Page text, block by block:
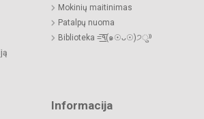
Mokinių maitinimas
Patalpų nuoma
Biblioteka =͟͟͞͞٩(๑☉ᴗ☉)੭ु⁾⁾
Informacija